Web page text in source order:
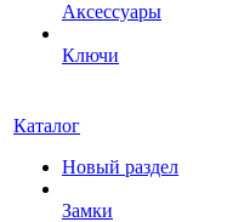
Аксессуары
Ключи
Каталог
Новый раздел
Замки